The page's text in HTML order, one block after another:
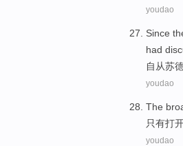
youdao
Since
had
自从苏
youdao
The
只有打
youdao